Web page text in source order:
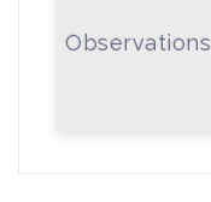
Observations